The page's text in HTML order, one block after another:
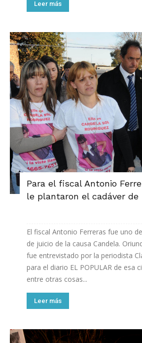
Leer más
Para el fiscal Antonio
le plantaron el cadáver de
El fiscal Antonio Ferreras fue uno
de juicio de la causa Candela.
fue entrevistado por la periodista
para el diario EL POPULAR de esa
entre otras cosas...
Leer más